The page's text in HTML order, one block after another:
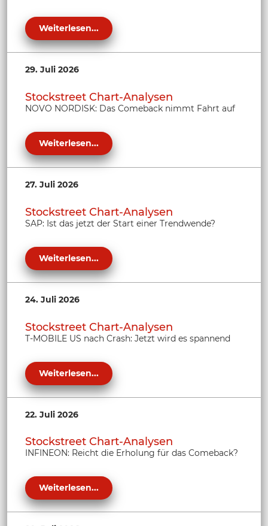
Weiterlesen...
29. Juli 2026
Stockstreet Chart-Analysen
NOVO NORDISK: Das Comeback nimmt Fahrt auf
Weiterlesen...
27. Juli 2026
Stockstreet Chart-Analysen
SAP: Ist das jetzt der Start einer Trendwende?
Weiterlesen...
24. Juli 2026
Stockstreet Chart-Analysen
T-MOBILE US nach Crash: Jetzt wird es spannend
Weiterlesen...
22. Juli 2026
Stockstreet Chart-Analysen
INFINEON: Reicht die Erholung für das Comeback?
Weiterlesen...